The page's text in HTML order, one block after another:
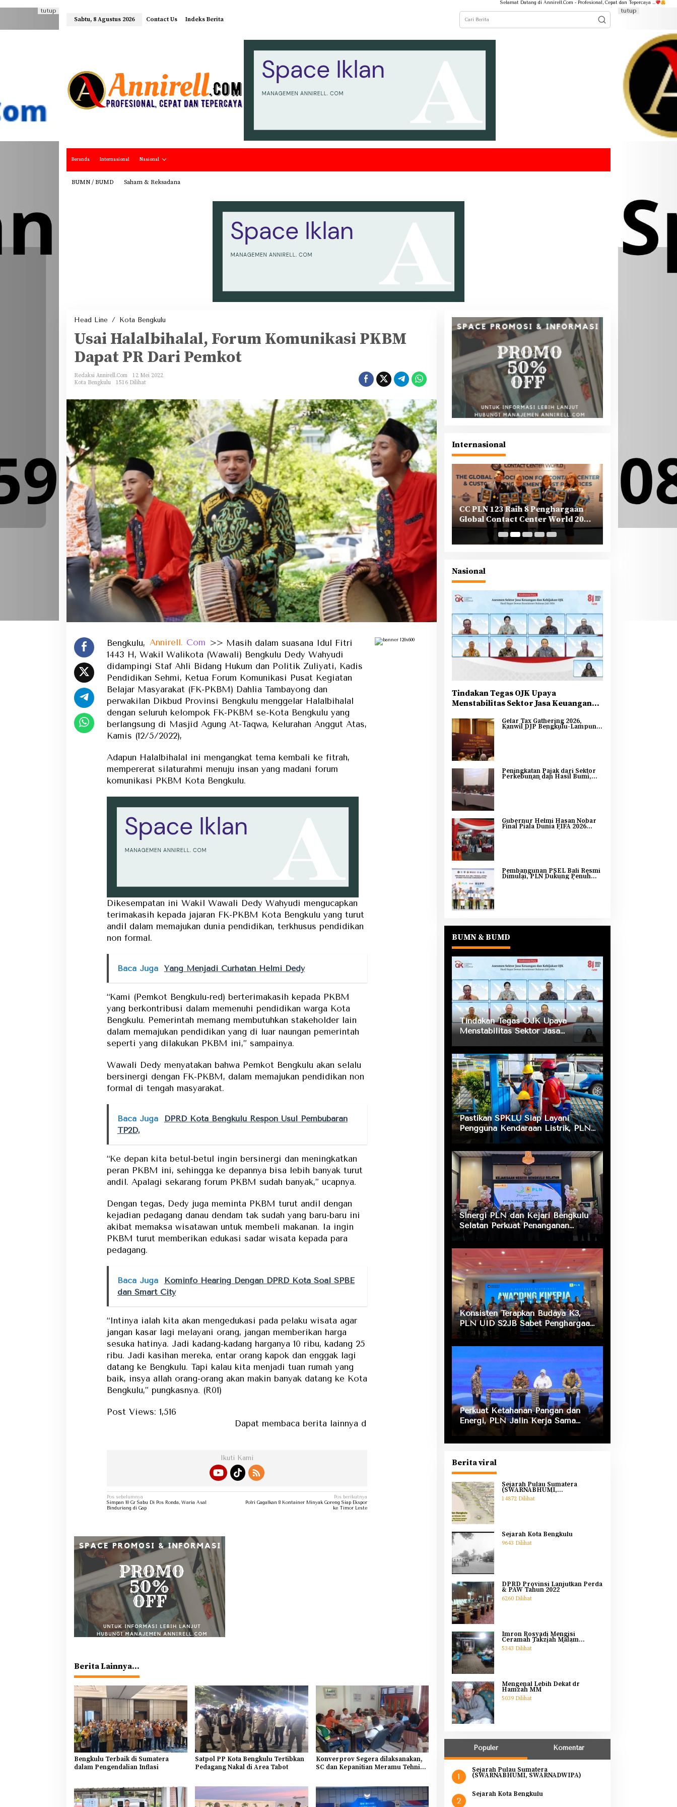
Selamat Datang di Annirell.Com - Profesional, Cepat dan Tepercaya ...
Sabtu, 8 Agustus 2026 Contact Us Indeks Berita
Beranda Internasional Nasional
BUMN / BUMD Saham & Reksadana
tutup tutup
Head Line / Kota Bengkulu
Forum
Komunikasi
PKBM
PR
Dari
Pemkot
Usai Halalbihalal, Forum Komunikasi PKBM
Dapat PR Dari Pemkot
Redaksi Annirell.Com
12 Mei 2022
Kota Bengkulu
1516 Dilihat
Bengkulu, Annirell. Com >> Masih dalam suasana Idul Fitri
1443 H, Wakil Walikota (Wawali) Bengkulu Dedy Wahyudi
didampingi Staf Ahli Bidang Hukum dan Politik Zuliyati, Kadis
Pendidikan Sehmi, Ketua Forum Komunikasi Pusat Kegiatan
Belajar Masyarakat (FK-PKBM) Dahlia Tambayong dan
perwakilan Dikbud Provinsi Bengkulu menggelar Halalbihalal
dengan seluruh kelompok FK-PKBM se-Kota Bengkulu yang
berlangsung di Masjid Agung At-Taqwa, Kelurahan Anggut Atas,
Kamis (12/5/2022),
Adapun Halalbihalal ini mengangkat tema kembali ke fitrah,
mempererat silaturahmi menuju insan yang madani forum
komunikasi PKBM Kota Bengkulu.
Dikesempatan ini Wakil Wawali Dedy Wahyudi mengucapkan
terimakasih kepada jajaran FK-PKBM Kota Bengkulu yang turut
andil dalam memajukan dunia pendidikan, terkhusus pendidikan
non formal.
Baca Juga Yang Menjadi Curhatan Helmi Dedy
“Kami (Pemkot Bengkulu-red) berterimakasih kepada PKBM
yang berkontribusi dalam memenuhi pendidikan warga Kota
Bengkulu. Pemerintah memang membutuhkan stakeholder lain
dalam memajukan pendidikan yang di luar naungan pemerintah
seperti yang dilakukan PKBM ini,” sampainya.
Wawali Dedy menyatakan bahwa Pemkot Bengkulu akan selalu
bersinergi dengan FK-PKBM, dalam memajukan pendidikan non
formal di tengah masyarakat.
Baca Juga
DPRD Kota Bengkulu Respon Usul Pembubaran
TP2D,
“Ke depan kita betul-betul ingin bersinergi dan meningkatkan
peran PKBM ini, sehingga ke depannya bisa lebih banyak turut
andil. Apalagi sekarang forum PKBM sudah banyak,” ucapnya.
Dengan tegas, Dedy juga meminta PKBM turut andil dengan
kejadian pedagang danau dendam tak sudah yang baru-baru ini
akibat memaksa wisatawan untuk membeli makanan. Ia ingin
PKBM turut memberikan edukasi sadar wisata kepada para
pedagang.
Baca Juga
Kominfo Hearing Dengan DPRD Kota Soal SPBE
dan Smart City
“Intinya ialah kita akan mengedukasi pada pelaku wisata agar
jangan kasar lagi melayani orang, jangan memberikan harga
sesuka hatinya. Jadi kadang-kadang harganya 10 ribu, kadang 25
ribu. Jadi kasihan mereka, entar orang kapok dan enggak lagi
datang ke Bengkulu. Tapi kalau kita menjadi tuan rumah yang
baik, insya allah orang-orang akan makin banyak datang ke Kota
Bengkulu,” pungkasnya. (R01)
Post Views: 1,516
Dapat membaca berita lainnya di kategori berita...
Ikuti Kami
Navigasi
pos
Pos sebelumnya
Simpan 10 Gr Sabu Di Pos Ronda, Waria Asal
Binduriang di Gap
Pos berikutnya
Polri Gagalkan 8 Kontainer Minyak Goreng Siap Ekspor
ke Timor Leste
Berita Lainnya...
Bengkulu Terbaik di Sumatera
dalam Pengendalian Inflasi
Satpol PP Kota Bengkulu Tertibkan
Pedagang Nakal di Area Tabot
Konverprov Segera dilaksanakan,
SC dan Kepanitian Meramu Tehnis
Internasional
Ke Tanah Suci Biar Fokus Ibadah,
Urusan Koneksi Pakai Tri Ibadah
CC PLN 123 Raih 8 Penghargaan
Global Contact Center World 2025
di Yunani
Berkeadilan di
Nasional
Tindakan Tegas OJK Upaya
Menstabilitas Sektor Jasa Keuangan
Penguatan Sektor Keuangan
Gelar Tax Gathering 2026,
Kanwil DJP Bengkulu-Lampung
Sinergikan Pajak dan
Peningkatan Pajak dari Sektor
Perkebunan dan Hasil Bumi,
DJP Bengkulu dan Lampung
Gubernur Helmi Hasan Nobar
Final Piala Dunia FIFA 2026
Bersama Masyarakat, UMKM
Pembangunan PSEL Bali Resmi
Dimulai, PLN Dukung Penuh
Transformasi Nasional
BUMN & BUMD
Tindakan Tegas OJK Upaya
Menstabilitas Sektor Jasa
Sektor Keuangan
Pastikan SPKLU Siap Layani
Pengguna Kendaraan Listrik, PLN
ULP Nusa Indah Lakukan
Daya
Sinergi PLN dan Kejari Bengkulu
Selatan Perkuat Penanganan
Masalah Hukum, Dukung Layanan
Konsisten Terapkan Budaya K3,
PLN UID S2JB Sabet Penghargaan
Zero Accident
Perkuat Ketahanan Pangan dan
Energi, PLN Jalin Kerja Sama
Strategis dengan Kementerian
Berita viral
Sejarah Pulau Sumatera
(SWARNABHUMI,
SWARNADWIPA)
14872 Dilihat
Sejarah Kota Bengkulu
9643 Dilihat
DPRD Provinsi Lanjutkan Perda
& PAW Tahun 2022
6260 Dilihat
Imron Rosyadi Mengisi
Ceramah Takziah Malam
Pertama Ibunda Helmi
5343 Dilihat
Mengenal Lebih Dekat dr
Hamzah MM
5039 Dilihat
Populer Komentar
1
Sejarah Pulau Sumatera
(SWARNABHUMI, SWARNADWIPA)
2
Sejarah Kota Bengkulu